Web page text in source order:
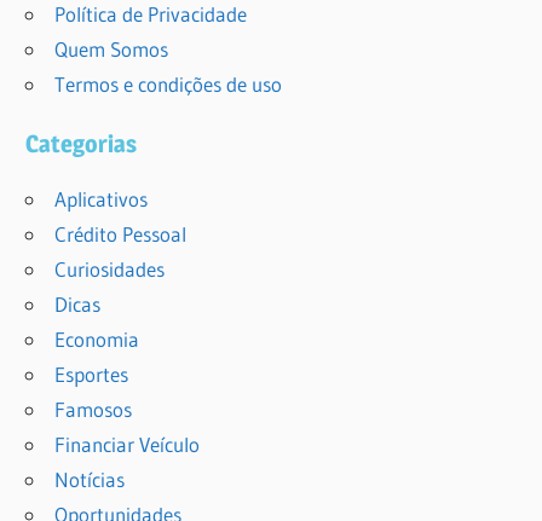
Política de Privacidade
Quem Somos
Termos e condições de uso
Categorias
Aplicativos
Crédito Pessoal
Curiosidades
Dicas
Economia
Esportes
Famosos
Financiar Veículo
Notícias
Oportunidades